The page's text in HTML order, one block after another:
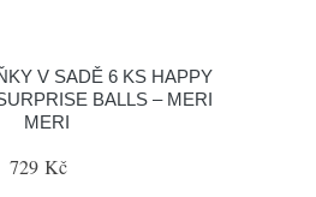
V SADĚ 6 KS HAPPY
BALLS – MERI
MERI
729 Kč